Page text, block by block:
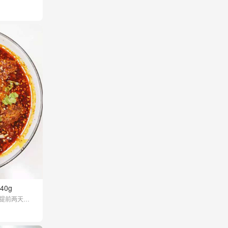
前两天